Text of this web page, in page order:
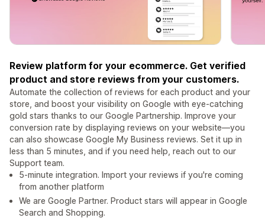
Review platform for your ecommerce. Get verified
product and store reviews from your customers.
Automate the collection of reviews for each product and your
store, and boost your visibility on Google with eye-catching
gold stars thanks to our Google Partnership. Improve your
conversion rate by displaying reviews on your website—you
can also showcase Google My Business reviews. Set it up in
less than 5 minutes, and if you need help, reach out to our
Support team.
5-minute integration. Import your reviews if you're coming
from another platform
We are Google Partner. Product stars will appear in Google
Search and Shopping.